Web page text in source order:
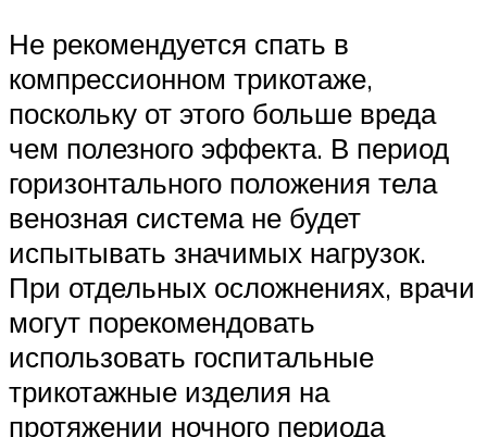
Не рекомендуется спать в
компрессионном трикотаже,
поскольку от этого больше вреда
чем полезного эффекта. В период
горизонтального положения тела
венозная система не будет
испытывать значимых нагрузок.
При отдельных осложнениях, врачи
могут порекомендовать
использовать госпитальные
трикотажные изделия на
протяжении ночного периода